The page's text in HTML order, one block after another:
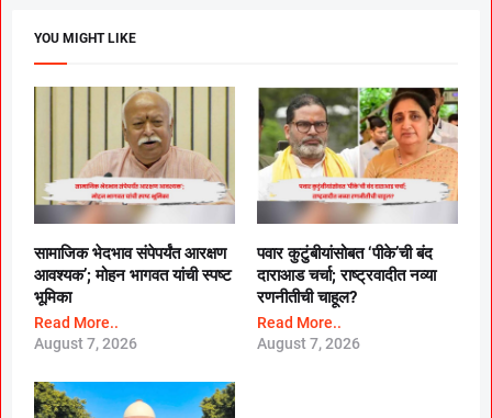
YOU MIGHT LIKE
सामाजिक भेदभाव संपेपर्यंत आरक्षण
आवश्यक’; मोहन भागवत यांची स्पष्ट
भूमिका
Read More..
August 7, 2026
पवार कुटुंबीयांसोबत ‘पीके’ची बंद
दाराआड चर्चा; राष्ट्रवादीत नव्या
रणनीतीची चाहूल?
Read More..
August 7, 2026